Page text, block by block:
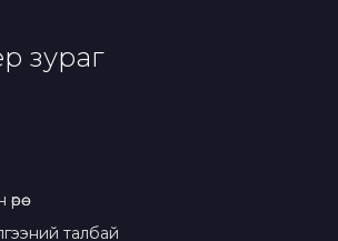
зураг
талбай